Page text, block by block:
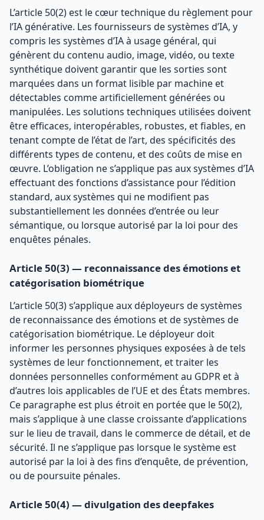
L’article 50(2) est le cœur technique du règlement pour
l’IA générative. Les fournisseurs de systèmes d’IA, y
compris les systèmes d’IA à usage général, qui
génèrent du contenu audio, image, vidéo, ou texte
synthétique doivent garantir que les sorties sont
marquées dans un format lisible par machine et
détectables comme artificiellement générées ou
manipulées. Les solutions techniques utilisées doivent
être efficaces, interopérables, robustes, et fiables, en
tenant compte de l’état de l’art, des spécificités des
différents types de contenu, et des coûts de mise en
œuvre. L’obligation ne s’applique pas aux systèmes d’IA
effectuant des fonctions d’assistance pour l’édition
standard, aux systèmes qui ne modifient pas
substantiellement les données d’entrée ou leur
sémantique, ou lorsque autorisé par la loi pour des
enquêtes pénales.
Article 50(3) — reconnaissance des émotions et
catégorisation biométrique
L’article 50(3) s’applique aux déployeurs de systèmes
de reconnaissance des émotions et de systèmes de
catégorisation biométrique. Le déployeur doit
informer les personnes physiques exposées à de tels
systèmes de leur fonctionnement, et traiter les
données personnelles conformément au GDPR et à
d’autres lois applicables de l’UE et des États membres.
Ce paragraphe est plus étroit en portée que le 50(2),
mais s’applique à une classe croissante d’applications
sur le lieu de travail, dans le commerce de détail, et de
sécurité. Il ne s’applique pas lorsque le système est
autorisé par la loi à des fins d’enquête, de prévention,
ou de poursuite pénales.
Article 50(4) — divulgation des deepfakes